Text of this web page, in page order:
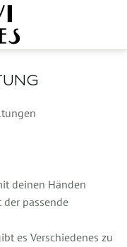
deinen Händen
passende
es Verschiedenes zu